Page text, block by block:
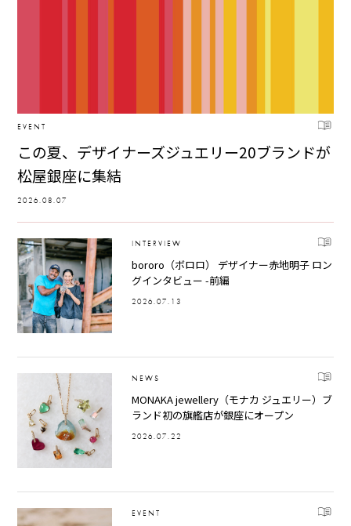
EVENT
この夏、デザイナーズジュエリー20ブランドが
松屋銀座に集結
2026.08.07
INTERVIEW
bororo（ボロロ） デザイナー赤地明子 ロン
グインタビュー -前編
2026.07.13
NEWS
MONAKA jewellery（モナカ ジュエリー）ブ
ランド初の旗艦店が銀座にオープン
2026.07.22
EVENT